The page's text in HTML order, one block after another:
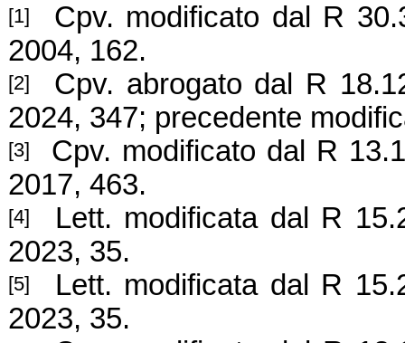
[1]
Cpv. modificato dal R
2004, 162.
[2]
Cpv. abrogato dal R
2024, 347; precedente
[3]
Cpv. modificato dal R
2017, 463.
[4]
Lett. modificata dal R
2023, 35.
[5]
Lett. modificata dal R
2023, 35.